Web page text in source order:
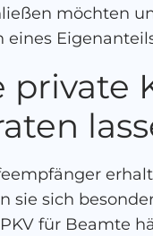
möchten
eines
private
sie sich
für Beamte